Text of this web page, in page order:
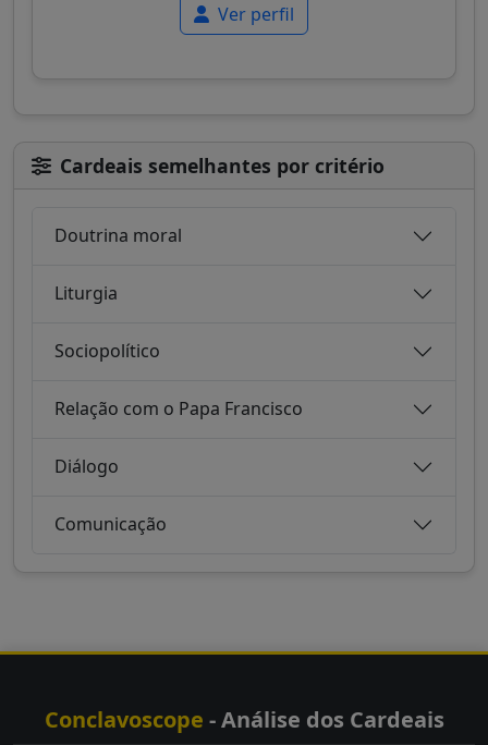
Ver perfil
Cardeais semelhantes por critério
Doutrina moral
Liturgia
Sociopolítico
Relação com o Papa Francisco
Diálogo
Comunicação
Conclavoscope - Análise dos Cardeais